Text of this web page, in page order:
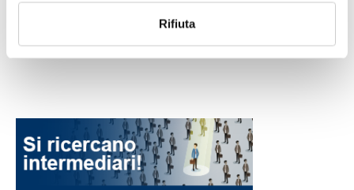
Rifiuta